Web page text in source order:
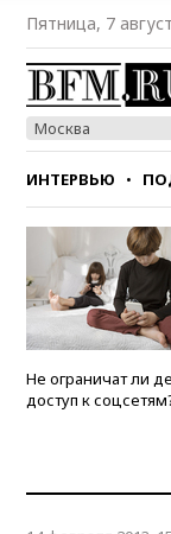
Пятница, 7
Москва
ИНТЕРВЬЮ
СТИЛЬ ТЕСТЫ
Не ограничат ли
доступ к